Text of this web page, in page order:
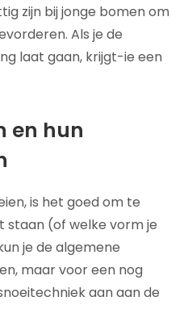
zijn bij jonge bomen om
Als je de
laat gaan, krijgt-ie een
en hun
is het goed om te
staan (of welke vorm je
je de algemene
maar voor een nog
aan aan de